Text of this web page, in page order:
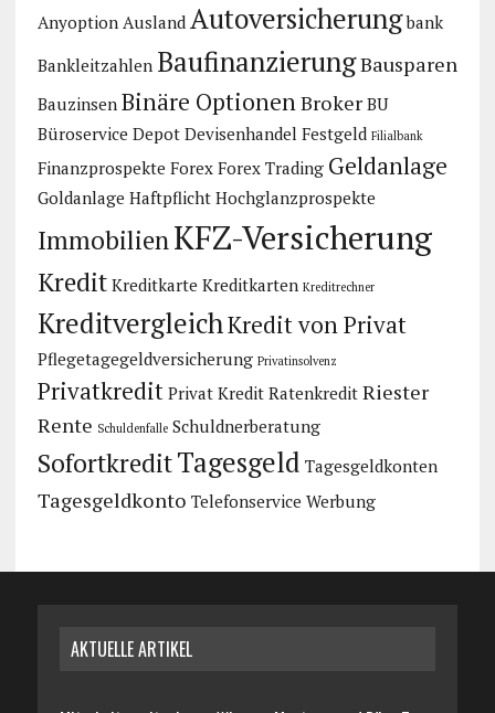
Anyoption Ausland Autoversicherung bank
Bankleitzahlen BaufinanzierungBausparen
Bauzinsen Binäre OptionenBroker BU
Büroservice Depot Devisenhandel Festgeld Filialbank
Finanzprospekte Forex Forex Trading Geldanlage
Goldanlage Haftpflicht Hochglanzprospekte
ImmobilienKFZ-Versicherung
Kredit Kreditkarte Kreditkarten Kreditrechner
KreditvergleichKredit von Privat
Pflegetagegeldversicherung Privatinsolvenz
Privatkredit Privat Kredit Ratenkredit Riester
Rente Schuldenfalle Schuldnerberatung
SofortkreditTagesgeld Tagesgeldkonten
Tagesgeldkonto Telefonservice Werbung
AKTUELLE ARTIKEL